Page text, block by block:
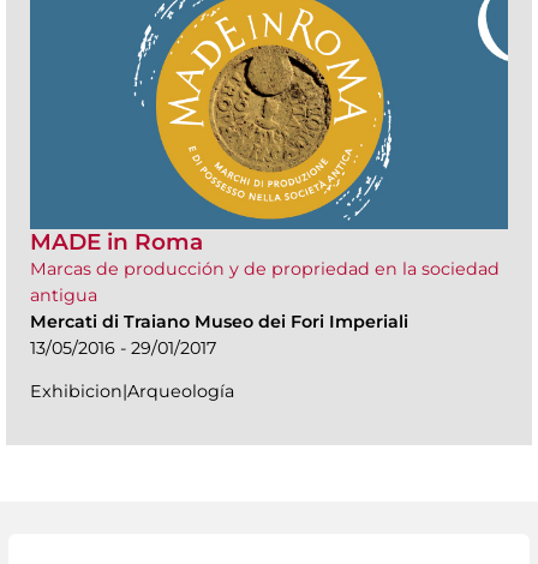
MADE in Roma
Marcas de producción y de propriedad en la sociedad
antigua
Mercati di Traiano Museo dei Fori Imperiali
13/05/2016 - 29/01/2017
Exhibicion|Arqueología